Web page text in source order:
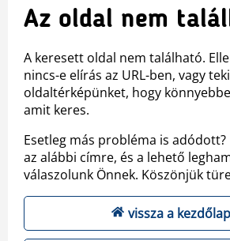
Az oldal nem
A keresett oldal nem található.
nincs-e elírás az URL-ben, vagy
oldaltérképünket, hogy
amit keres.
Esetleg más probléma is
az alábbi címre, és a lehető
válaszolunk Önnek. Köszönjük
vissza a